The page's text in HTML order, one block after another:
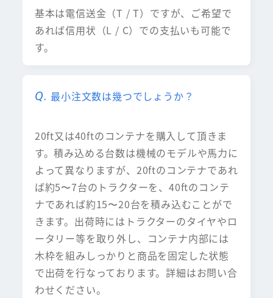
基本は電信送金（T / T）ですが、ご希望で
あれば信用状（L / C）での支払いも可能で
す。
最小注文数は幾つでしょうか？
20ft又は40ftのコンテナを購入して頂きま
す。積み込める台数は機械のモデルや馬力に
よって異なりますが、20ftのコンテナであれ
ば約5〜7台のトラクターを、40ftのコンテ
ナであれば約15〜20台を積み込むことがで
きます。出荷時にはトラクターのタイヤやロ
ータリー等を取り外し、コンテナ内部には
木枠を組みしっかりと商品を固定した状態
で出荷を行なっております。詳細はお問い合
わせください。